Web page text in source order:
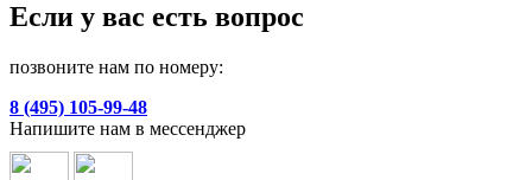
Если у вас есть вопрос
позвоните нам по номеру:
8 (495) 105-99-48
Напишите нам в мессенджер